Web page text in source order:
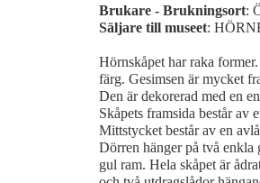
Brukare - Brukningsort:
Säljare till museet:
Hörnskåpet har raka
färg. Gesimsen är mycket
Den är dekorerad med en
Skåpets framsida består av
Mittstycket består av en
Dörren hänger på två enkla
gul ram. Hela skåpet är